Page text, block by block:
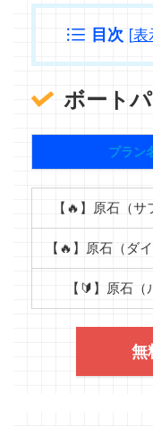
目次 [表
ボート
プラン
【🔥】原石（サ
【🔥】原石（ダ
【🔰】原石（
無